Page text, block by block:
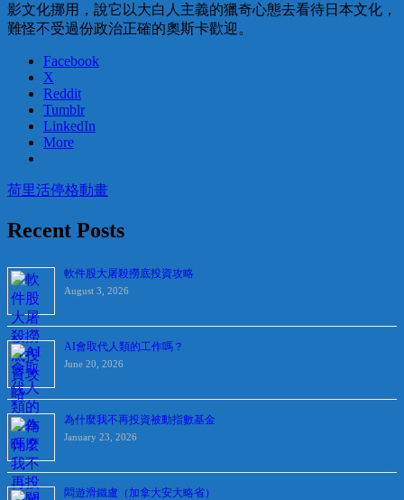
影文化挪用，說它以大白人主義的獵奇心態去看待日本文化，
難怪不受過份政治正確的奧斯卡歡迎。
Facebook
X
Reddit
Tumblr
LinkedIn
More
荷里活停格動畫
Recent Posts
軟件股大屠殺撈底投資攻略
August 3, 2026
AI會取代人類的工作嗎？
June 20, 2026
為什麼我不再投資被動指數基金
January 23, 2026
悶遊滑鐵盧（加拿大安大略省）